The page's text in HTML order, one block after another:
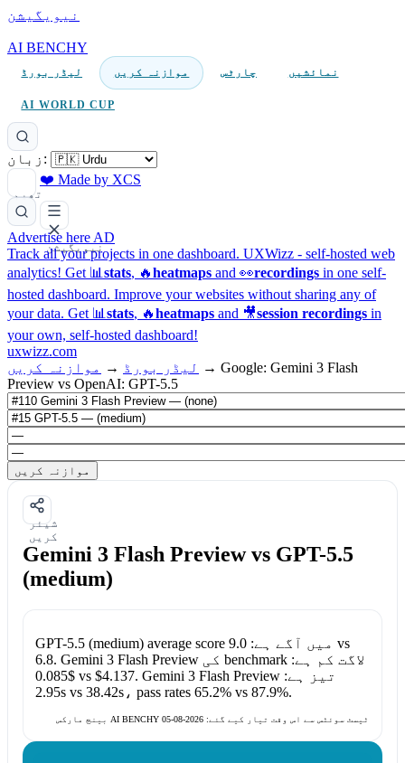
نیویگیشن
AI BENCHY
لیڈر بورڈ موازنہ کریں چارٹس نمائشیں
AI WORLD CUP
زبان:
تھیم
❤️ Made by XCS
نیویگیشن
Advertise here AD
Track all your projects in one dashboard. UXWizz - self-hosted web
analytics! Get 📊 stats, 🔥heatmaps and 👀recordings in one self-
hosted dashboard. Improve your websites without sharing any of
your data. Get 📊 stats, 🔥heatmaps and 🎥session recordings in
your own, self-hosted dashboard!
uxwizz.com
لیڈر بورڈ → موازنہ کریں → Google: Gemini 3 Flash
Preview vs OpenAI: GPT-5.5
موازنہ کریں
شیئر
کریں
Gemini 3 Flash Preview vs GPT-5.5
(medium)
GPT-5.5 (medium) average score میں آگے ہے:9.0
vs
6.8. Gemini 3 Flash Preview
کی benchmark لاگت کم ہے:
$0.085vs $4.137. Gemini 3 Flash Preview تیز ہے:
2.95svs 38.42s، pass rates 65.2%vs 87.9%.
بینچ مارکس AI BENCHY ٹیسٹ سوئٹس سے اس وقت تیار کیے گئے: 2026-08-05